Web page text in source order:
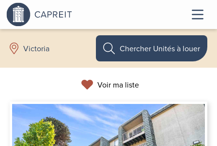
Victoria
Voir ma liste
Chercher Unités à louer